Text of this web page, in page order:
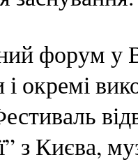
форум у
окремі
з Києва,